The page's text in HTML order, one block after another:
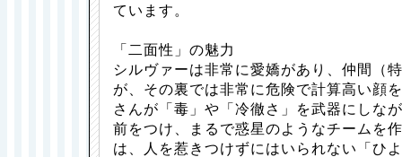
ています。
「二面性」の魅力
シルヴァーは非常に愛嬌があり、仲間（
が、その裏では非常に危険で計算高い顔
さんが「毒」や「冷徹さ」を武器にしな
前をつけ、まるで惑星のようなチームを
は、人を惹きつけずにはいられない「ひ